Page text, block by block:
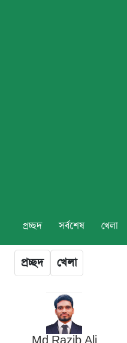
প্রচ্ছদ সর্বশেষ খেলা
প্রচ্ছদ খেলা